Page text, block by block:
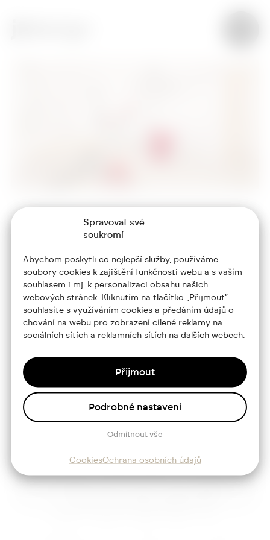
Spravovat své
soukromí
Abychom poskytli co nejlepší služby, používáme
soubory cookies k zajištění funkčnosti webu a s vaším
souhlasem i mj. k personalizaci obsahu našich
webových stránek. Kliknutím na tlačítko „Přijmout“
souhlasíte s využíváním cookies a předáním údajů o
chování na webu pro zobrazení cílené reklamy na
sociálních sítích a reklamních sítích na dalších webech.
Přijmout
Odmítnout vše
Podrobné nastavení
CookiesOchrana osobních údajů
Portfolio
O mně
Služby
Blog
Kontakt
+420 773 986 416
jtdesign@joseftrakal.cz
Sledujte mě
Josef